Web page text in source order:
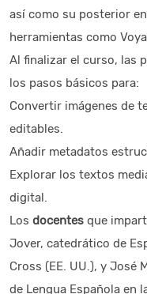
así como su posterior
herramientas como
Al finalizar el curso, las
los pasos básicos para:
Convertir imágenes de
editables.
Añadir metadatos
Explorar los textos
digital.
Los docentesque
Jover, catedrático de
Cross (EE. UU.), y José
de Lengua Española en